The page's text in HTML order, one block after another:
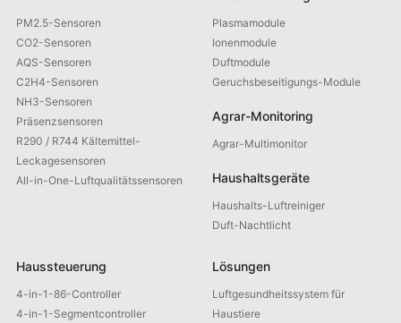
PM2.5-Sensoren
CO2-Sensoren
AQS-Sensoren
C2H4-Sensoren
NH3-Sensoren
Präsenzsensoren
R290 / R744 Kältemittel-
Leckagesensoren
All-in-One-Luftqualitätssensoren
Plasmamodule
Ionenmodule
Duftmodule
Geruchsbeseitigungs-Module
Agrar-Monitoring
Agrar-Multimonitor
Haushaltsgeräte
Haushalts-Luftreiniger
Duft-Nachtlicht
Haussteuerung
4-in-1-86-Controller
4-in-1-Segmentcontroller
Lösungen
Luftgesundheitssystem für
Haustiere